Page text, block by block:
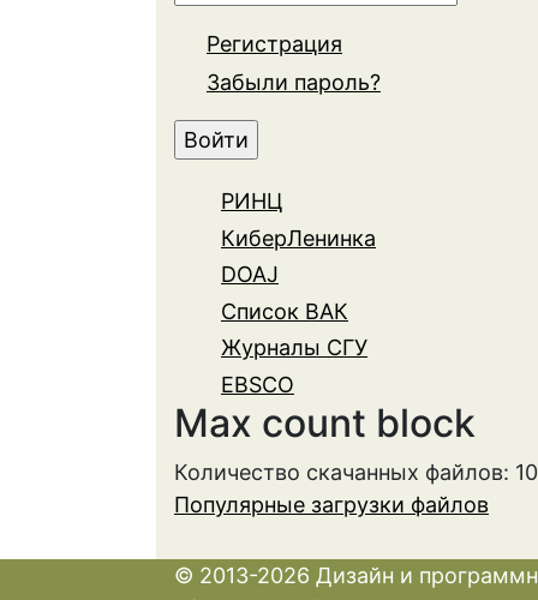
Регистрация
Забыли пароль?
РИНЦ
КиберЛенинка
DOAJ
Список ВАК
Журналы СГУ
EBSCO
Max count block
Количество скачанных файлов:
Популярные загрузки файлов
© 2013-2026 Дизайн и